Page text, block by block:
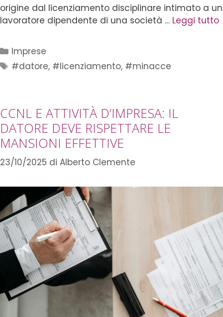
origine dal licenziamento disciplinare intimato a un
lavoratore dipendente di una società … Leggi tutto
Imprese
#datore, #licenziamento, #minacce
CCNL E ATTIVITÀ D’IMPRESA: IL
DATORE DEVE RISPETTARE LE
MANSIONI EFFETTIVE
23/10/2025 di Alberto Clemente